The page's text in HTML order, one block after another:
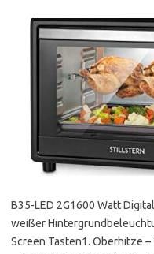
B35-LED 2G1600 Watt
weißer
Screen Tasten1. Oberhitze